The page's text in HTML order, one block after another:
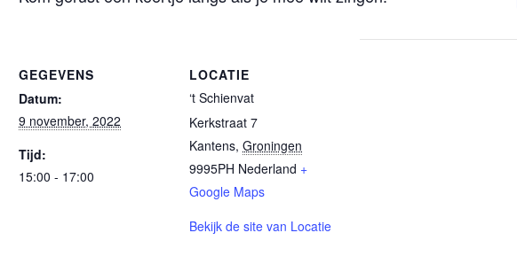
GEGEVENS
Datum:
9 november, 2022
Tijd:
15:00 - 17:00
LOCATIE
‘t Schienvat
Kerkstraat 7
Kantens, Groningen
9995PH Nederland +
Google Maps
Bekijk de site van Locatie